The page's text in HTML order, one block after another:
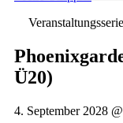
Ü20)
4. September 2028